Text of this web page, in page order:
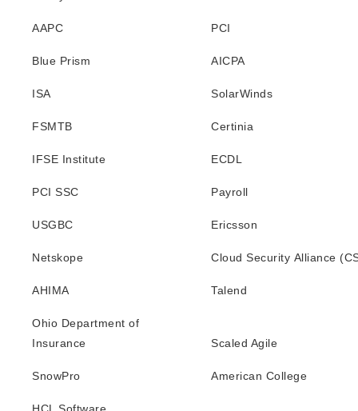
AAPC PCI
Blue Prism AICPA
ISA SolarWinds
FSMTB Certinia
IFSE Institute ECDL
PCI SSC Payroll
USGBC Ericsson
Netskope Cloud Security Alliance
AHIMA Talend
Ohio Department of
Insurance
Scaled Agile
SnowPro American College